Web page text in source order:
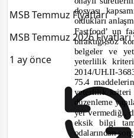
MSB Temmuz Fiyatları
MSB Temmuz 2026
1 ay önce
dosyası
oldukları
Fastfood’ un
bıraktığı,söz
belgeler ve
yeterlilik
2014/UH.II-
75.4
yeterlilik kriteri
düzenleme
yer vermediği,
eksikbilgi
odalarından